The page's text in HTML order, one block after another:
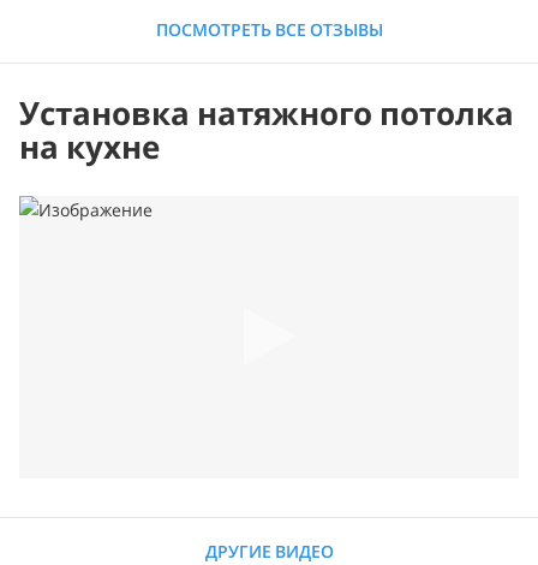
ПОСМОТРЕТЬ ВСЕ ОТЗЫВЫ
Установка натяжного потолка
на кухне
ДРУГИЕ ВИДЕО